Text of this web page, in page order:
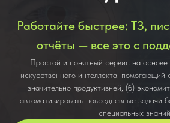
значительно продуктивней, (б) экономить время и деньги, (в)
специальных знаний